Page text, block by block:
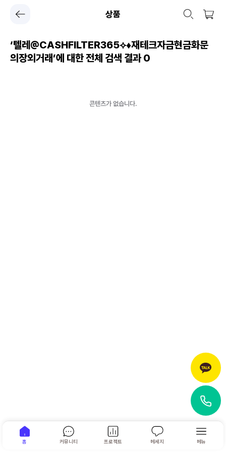
상품
‘텔레@CASHFILTER365⟡♦재테크자금현금화문
의장외거래’에 대한 전체 검색 결과0
콘텐츠가 없습니다.
홈 커뮤니티 프로젝트 메세지 메뉴